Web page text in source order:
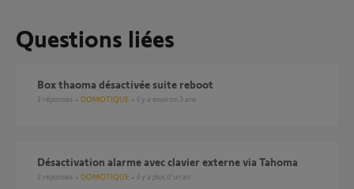
Questions liées
Box thaoma désactivée suite reboot
2 réponses DOMOTIQUE il y a environ 3 ans
Désactivation alarme avec clavier externe via Tahoma
2 réponses DOMOTIQUE il y a plus d'un an